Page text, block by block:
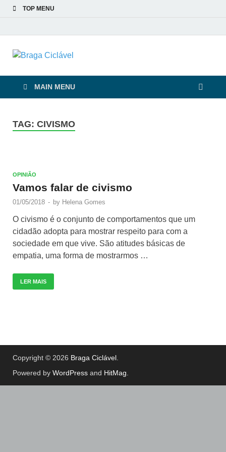
TOP MENU
Braga Ciclável
MAIN MENU
TAG: CIVISMO
OPINIÃO
Vamos falar de civismo
01/05/2018 - by Helena Gomes
O civismo é o conjunto de comportamentos que um
cidadão adopta para mostrar respeito para com a
sociedade em que vive. São atitudes básicas de
empatia, uma forma de mostrarmos …
LER MAIS
Copyright © 2026 Braga Ciclável
Powered by WordPress and HitMag